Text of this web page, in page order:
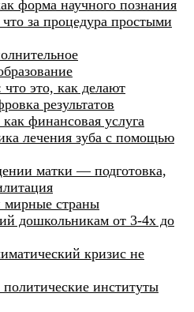
форма научного познания
за процедура простыми
это, как делают
результатов
финансовая услуга
лечения зуба с помощью
матки — подготовка,
страны
дошкольникам от 3-4х до
кризис не
институты